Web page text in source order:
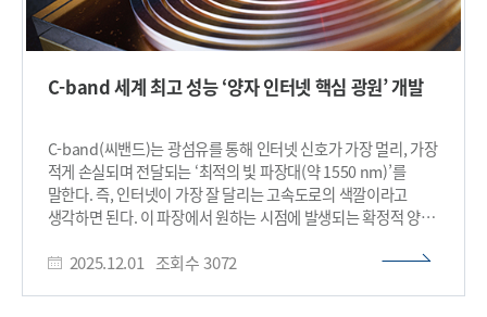
C-band 세계 최고 성능 ‘양자 인터넷 핵심 광원’ 개발
C-band(씨밴드)는 광섬유를 통해 인터넷 신호가 가장 멀리, 가장
적게 손실되며 전달되는 ‘최적의 빛 파장대(약 1550 nm)’를
말한다. 즉, 인터넷이 가장 잘 달리는 고속도로의 색깔이라고
생각하면 된다. 이 파장에서 원하는 시점에 발생되는 확정적 양자
큰 난제였다. 그런데 한국 연구진이 C-band에서 세계 최고 품질
2025.12.01 조회수3072